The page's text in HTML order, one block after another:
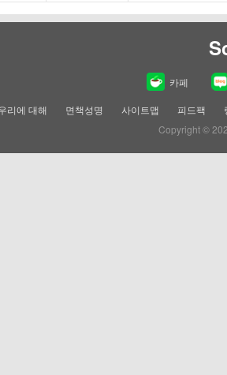
카페
리에 대해 면책성명 사이트맵 피드팩
Copyright ©